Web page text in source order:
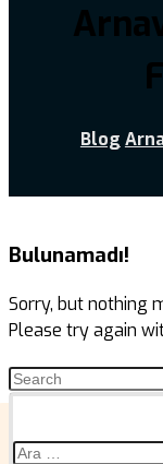
Blog
Bulunamadı!
Sorry, but nothing
Please try again
Arama: